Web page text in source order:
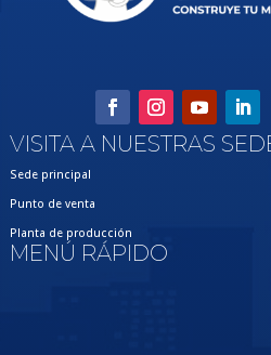
VISITA A NUESTRAS
Sede principal
Punto de venta
Planta de producción
MENÚ RÁPIDO